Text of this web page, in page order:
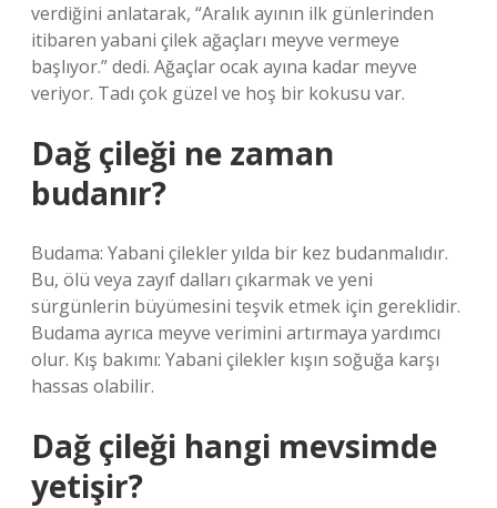
verdiğini anlatarak, “Aralık ayının ilk günlerinden
itibaren yabani çilek ağaçları meyve vermeye
başlıyor.” dedi. Ağaçlar ocak ayına kadar meyve
veriyor. Tadı çok güzel ve hoş bir kokusu var.
Dağ çileği ne zaman
budanır?
Budama: Yabani çilekler yılda bir kez budanmalıdır.
Bu, ölü veya zayıf dalları çıkarmak ve yeni
sürgünlerin büyümesini teşvik etmek için gereklidir.
Budama ayrıca meyve verimini artırmaya yardımcı
olur. Kış bakımı: Yabani çilekler kışın soğuğa karşı
hassas olabilir.
Dağ çileği hangi mevsimde
yetişir?